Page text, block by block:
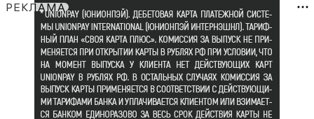
РЕКЛАМА